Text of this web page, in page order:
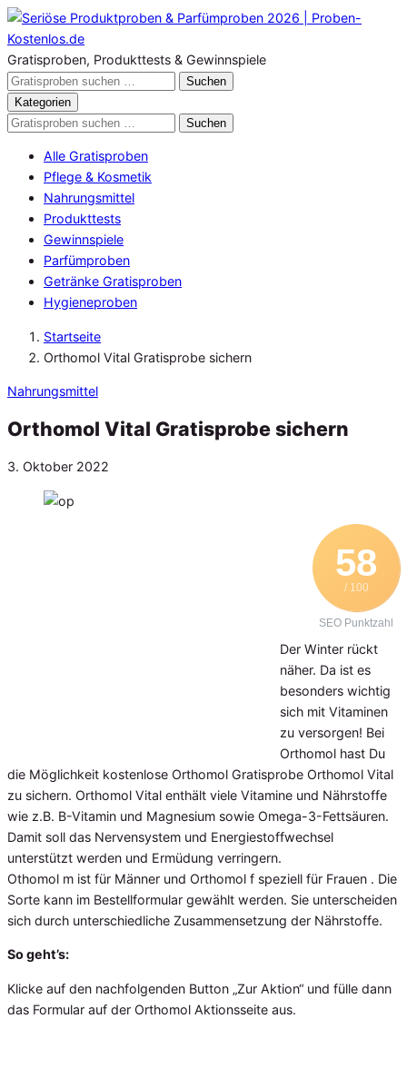
Zum
Inhalt
springen
Gratisproben, Produkttests & Gewinnspiele
Gratisproben
durchsuchen
Suchen
Kategorien
Gratisproben
Suchen
Alle Gratisproben
Pflege & Kosmetik
Nahrungsmittel
Produkttests
Gewinnspiele
Parfümproben
Getränke Gratisproben
Hygieneproben
Startseite
Orthomol Vital Gratisprobe sichern
Nahrungsmittel
Orthomol Vital Gratisprobe sichern
Veröffentlicht
3. Oktober 2022
58
/ 100
SEO Punktzahl
Der Winter rückt
näher. Da ist es
besonders wichtig
sich mit Vitaminen
zu versorgen! Bei
Orthomol hast Du
die Möglichkeit kostenlose Orthomol Gratisprobe Orthomol Vital
zu sichern. Orthomol Vital enthält viele Vitamine und Nährstoffe
wie z.B. B-Vitamin und Magnesium sowie Omega-3-Fettsäuren.
Damit soll das Nervensystem und Energiestoffwechsel
unterstützt werden und Ermüdung verringern.
Othomol m ist für Männer und Orthomol f speziell für Frauen . Die
Sorte kann im Bestellformular gewählt werden. Sie unterscheiden
sich durch unterschiedliche Zusammensetzung der Nährstoffe.
So geht’s:
Klicke auf den nachfolgenden Button „Zur Aktion“ und fülle dann
das Formular auf der Orthomol Aktionsseite aus.